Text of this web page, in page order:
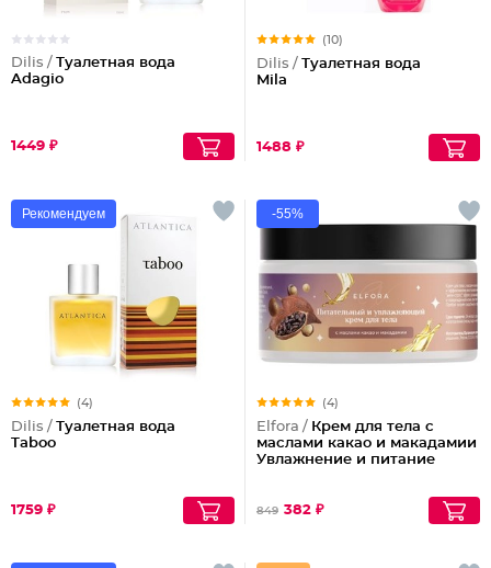
Dilis / Туалетная вода
Adagio
1449 ₽
(10)
Dilis / Туалетная вода
Mila
1488 ₽
Рекомендуем
(4)
Dilis / Туалетная вода
Taboo
1759 ₽
-55%
(4)
Elfora / Крем для тела с
маслами какао и макадамии
Увлажнение и питание
849 382 ₽